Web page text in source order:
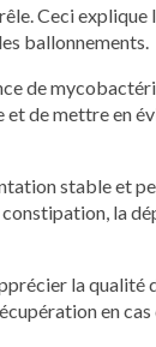
Ceci explique
ballonnements.
de
et de mettre en
stable et
la
la qualité
en cas